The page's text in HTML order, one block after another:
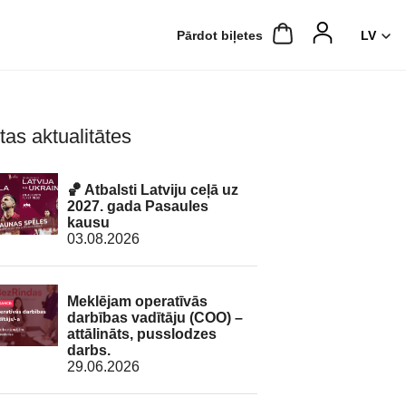
Pārdot biļetes
aktualitātes
🏀 Atbalsti Latviju ceļā uz
2027. gada Pasaules
kausu
03.08.2026
Meklējam operatīvās
darbības vadītāju (COO) –
attālināts, pusslodzes
darbs.
29.06.2026